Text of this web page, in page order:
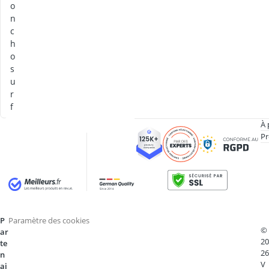
o
n
c
h
o
s
u
r
f
À
P
ar
te
n
ai
Paramètre des cookies
©
20
26
V